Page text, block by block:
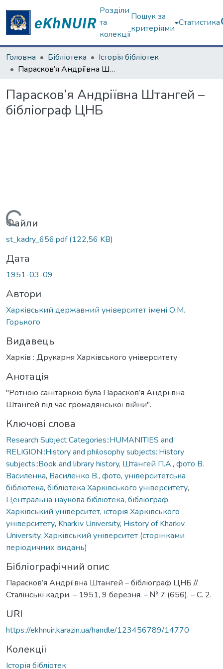
Розділи
та
колекції
Пошук за
критеріями
Статистика
Головна Бібліотека
Історія бібліотек
Парасков’я Андріївна Штангей – бібліограф ЦНБ
Парасков’я Андріївна Штангей –
бібліограф ЦНБ
Вантажиться...
Файли
st_kadry_656.pdf(122,56 KB)
Дата
1951-03-09
Автори
Харківський державний університет імені О.М.
Горького
Видавець
Харків : Друкарня Харківського університету
Анотація
"Ротною санітаркою була Парасков’я Андріївна
Штангей під час громадянської війни".
Ключові слова
Research Subject Categories::HUMANITIES and
RELIGION::History and philosophy subjects::History
subjects::Book and library history, Штангей П.А., фото В.
Василенка, Василенко В., фото, університетська
бібліотека, бібліотека Харківського університету,
Центральна наукова бібліотека, бібліограф,
Харківський університет, історія Харківського
університету, Kharkіv University, History of Kharkiv
University, Харківський університет (сторінками
періодичних видань)
Бібліографічний опис
Парасков’я Андріївна Штангей – бібліограф ЦНБ //
Сталінські кадри. – 1951, 9 березня. – № 7 (656). – С. 2.
URI
https://ekhnuir.karazin.ua/handle/123456789/14770
Колекції
Історія бібліотек